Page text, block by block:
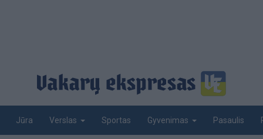
Jūra Verslas Sportas Gyvenimas Pasaulis